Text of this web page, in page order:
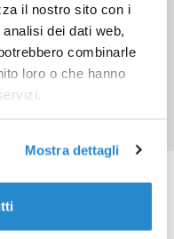
il nostro sito con i
dei dati web,
combinarle
loro o che hanno
Mostra dettagli